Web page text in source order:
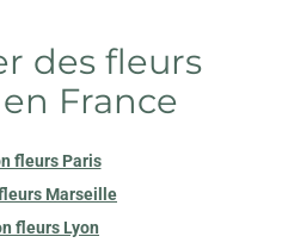
des fleurs
France
fleurs Paris
Marseille
fleurs Lyon